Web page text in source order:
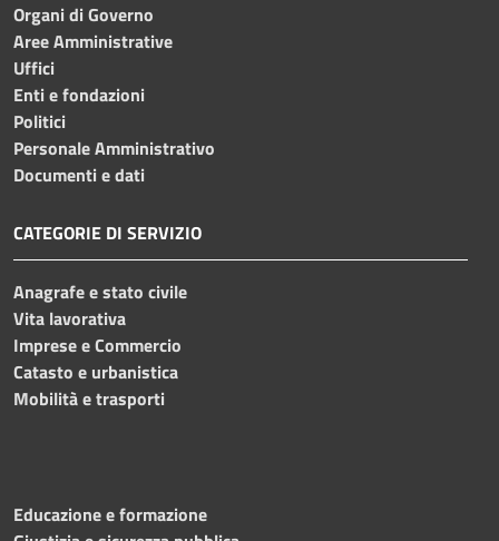
Organi di Governo
Aree Amministrative
Uffici
Enti e fondazioni
Politici
Personale Amministrativo
Documenti e dati
CATEGORIE DI SERVIZIO
Anagrafe e stato civile
Vita lavorativa
Imprese e Commercio
Catasto e urbanistica
Mobilità e trasporti
Educazione e formazione